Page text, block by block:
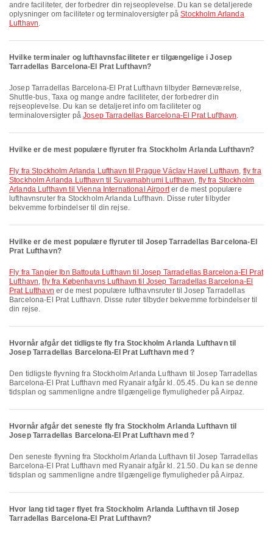
andre faciliteter, der forbedrer din rejseoplevelse. Du kan se detaljerede
oplysninger om faciliteter og terminaloversigter påStockholm Arlanda
Lufthavn.
Hvilke terminaler og lufthavnsfaciliteter er tilgængelige i Josep
Tarradellas Barcelona-El Prat Lufthavn?
Josep Tarradellas Barcelona-El Prat Lufthavn tilbyder Børneværelse,
Shuttle-bus, Taxa og mange andre faciliteter, der forbedrer din
rejseoplevelse. Du kan se detaljeret info om faciliteter og
terminaloversigter påJosep Tarradellas Barcelona-El Prat Lufthavn.
Hvilke er de mest populære flyruter fra Stockholm Arlanda Lufthavn?
fly fra Stockholm Arlanda Lufthavn til Prague Václav Havel Lufthavn, fly fra
Stockholm Arlanda Lufthavn til Suvarnabhumi Lufthavn, fly fra Stockholm
Arlanda Lufthavn til Vienna International Airporter de mest populære
lufthavnsruter fra Stockholm Arlanda Lufthavn. Disse ruter tilbyder
bekvemme forbindelser til din rejse.
Hvilke er de mest populære flyruter til Josep Tarradellas Barcelona-El
Prat Lufthavn?
fly fra Tangier Ibn Battouta Lufthavn til Josep Tarradellas Barcelona-El Prat
Lufthavn,fly fra Københavns Lufthavn til Josep Tarradellas Barcelona-El
Prat Lufthavn er de mest populære lufthavnsruter til Josep Tarradellas
Barcelona-El Prat Lufthavn. Disse ruter tilbyder bekvemme forbindelser til
din rejse.
Hvornår afgår det tidligste fly fra Stockholm Arlanda Lufthavn til
Josep Tarradellas Barcelona-El Prat Lufthavn med ?
Den tidligste flyvning fra Stockholm Arlanda Lufthavn til Josep Tarradellas
Barcelona-El Prat Lufthavn med Ryanair afgår kl. 05.45. Du kan se denne
tidsplan og sammenligne andre tilgængelige flymuligheder på Airpaz.
Hvornår afgår det seneste fly fra Stockholm Arlanda Lufthavn til
Josep Tarradellas Barcelona-El Prat Lufthavn med ?
Den seneste flyvning fra Stockholm Arlanda Lufthavn til Josep Tarradellas
Barcelona-El Prat Lufthavn med Ryanair afgår kl. 21.50. Du kan se denne
tidsplan og sammenligne andre tilgængelige flymuligheder på Airpaz.
Hvor lang tid tager flyet fra Stockholm Arlanda Lufthavn til Josep
Tarradellas Barcelona-El Prat Lufthavn?